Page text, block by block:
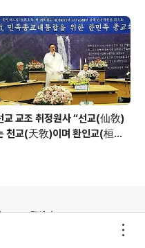
님 신성교화법문
교 교조 취정원사 “선교(仙敎)
천교(天敎)이며 환인교(桓因
고객센터